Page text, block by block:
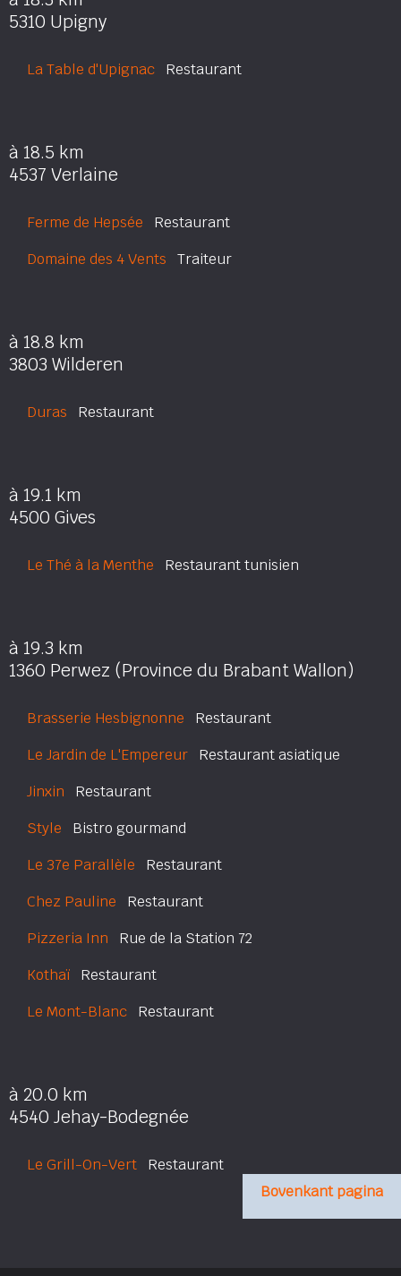
5310 Upigny
La Table d'Upignac Restaurant
à 18.5 km
4537 Verlaine
Ferme de Hepsée Restaurant
Domaine des 4 Vents Traiteur
à 18.8 km
3803 Wilderen
Duras Restaurant
à 19.1 km
4500 Gives
Le Thé à la Menthe Restaurant tunisien
à 19.3 km
1360 Perwez (Province du Brabant Wallon)
Brasserie Hesbignonne Restaurant
Le Jardin de L'Empereur Restaurant asiatique
Jinxin Restaurant
Style Bistro gourmand
Le 37e Parallèle Restaurant
Chez Pauline Restaurant
Pizzeria Inn Rue de la Station 72
Kothaï Restaurant
Le Mont-Blanc Restaurant
à 20.0 km
4540 Jehay-Bodegnée
Le Grill-On-Vert Restaurant
Bovenkant pagina